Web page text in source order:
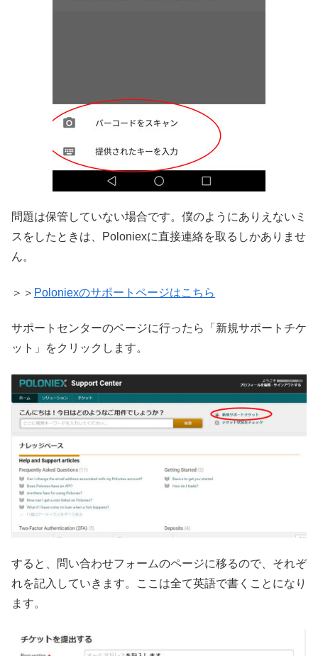
問題は保管していない場合です。僕のようにありえないミ
スをしたときは、Poloniexに直接連絡を取るしかありませ
ん。
＞＞ Poloniexのサポートページはこちら
サポートセンターのページに行ったら「新規サポートチケ
ット」をクリックします。
すると、問い合わせフォームのページに移るので、それぞ
れを記入していきます。ここは全て英語で書くことになり
ます。